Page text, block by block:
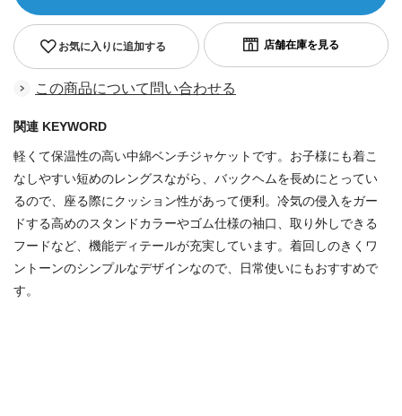
お気に入りに追加する
この商品について問い合わせる
関連 KEYWORD
軽くて保温性の高い中綿ベンチジャケットです。お子様にも着こ
なしやすい短めのレングスながら、バックヘムを長めにとってい
るので、座る際にクッション性があって便利。冷気の侵入をガー
ドする高めのスタンドカラーやゴム仕様の袖口、取り外しできる
フードなど、機能ディテールが充実しています。着回しのきくワ
ントーンのシンプルなデザインなので、日常使いにもおすすめで
す。